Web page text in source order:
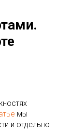
мы
и отдельно